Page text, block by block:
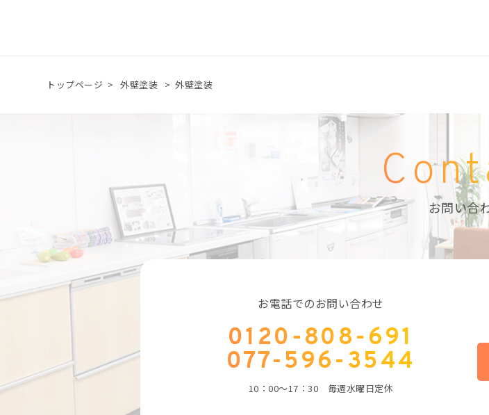
トップページ > 外壁塗装 > 外壁塗装
お問い合
お電話でのお問い合わせ
0120-808-691
077-596-3544
10：00～17：30 毎週水曜日定休